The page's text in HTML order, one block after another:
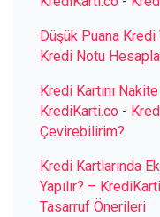
Düşük Puana
Kredi Notu
Kredi Kartını
KrediKarti.co -
Çevirebilirim?
Kredi Kartlarında
Yapılır? –
Tasarruf Önerileri